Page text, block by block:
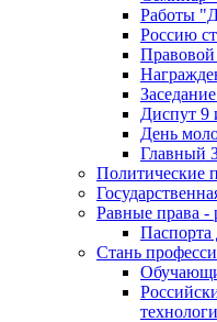
Работы
Россию
Правовой
Диспут 9
День
Главный
Политические
Равные права -
Стань